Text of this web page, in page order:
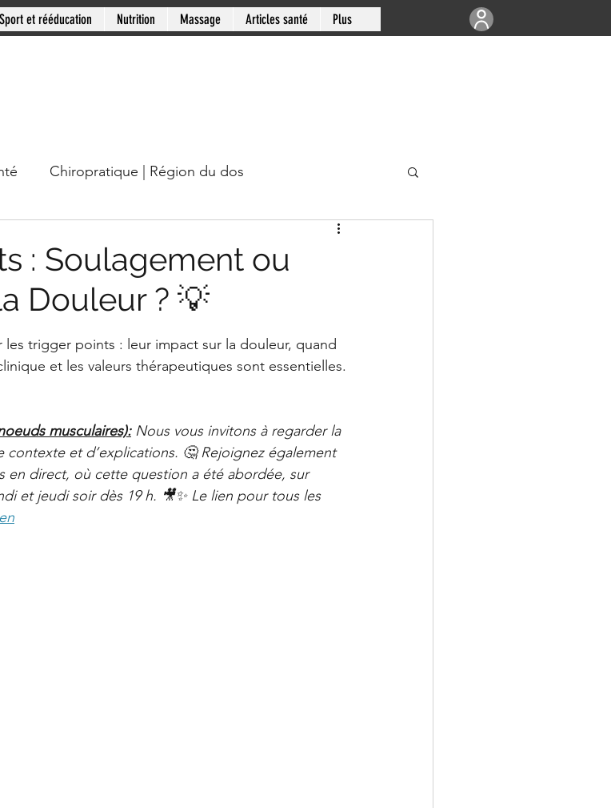
Sport et rééducation Nutrition Massage Articles santé Plus
Chiropratique | Région du dos
Chiropratique | Articulations
chronique Clinique PSB: Rive-sud de Montréal
Soignée Par Accident
: Soulagement ou
Douleur ? 💡
trigger points : leur impact sur la douleur, quand
et les valeurs thérapeutiques sont essentielles.
musculaires): Nous vous invitons à regarder la
et d’explications. 🤔 Rejoignez également
en direct, où cette question a été abordée, sur
et jeudi soir dès 19 h. 🎥✨ Le lien pour tous les